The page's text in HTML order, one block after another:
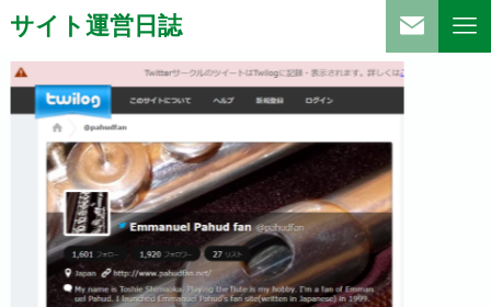
サイト運営日誌